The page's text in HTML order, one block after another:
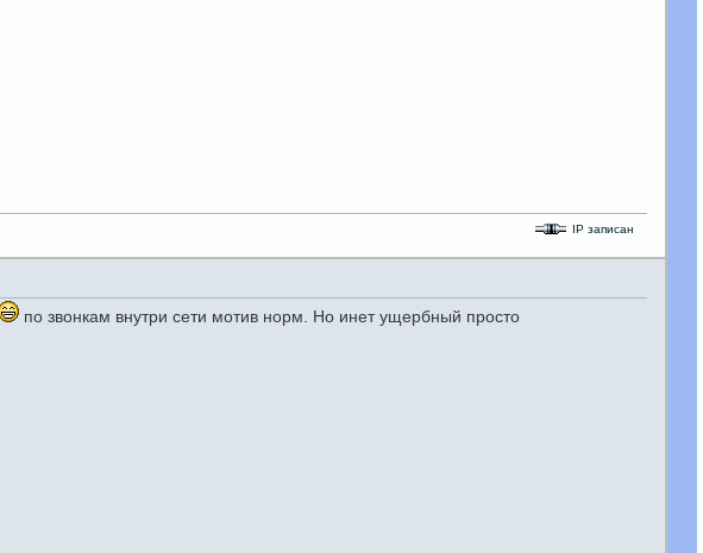
IP записан
по звонкам внутри сети мотив норм. Но инет ущербный просто